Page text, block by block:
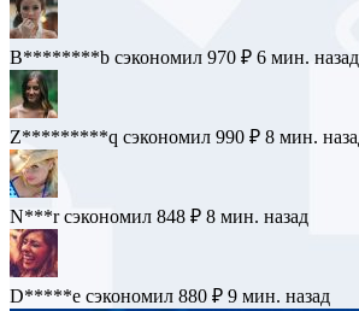
R******i сэкономил 419 ₽ 3 мин. назад
B********b сэкономил 970 ₽ 6 мин. назад
Z*********q сэкономил 990 ₽ 8 мин. назад
N***r сэкономил 848 ₽ 8 мин. назад